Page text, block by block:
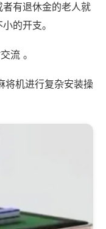
有退休金的老人就
的开支。
流 。
将机进行复杂安装操